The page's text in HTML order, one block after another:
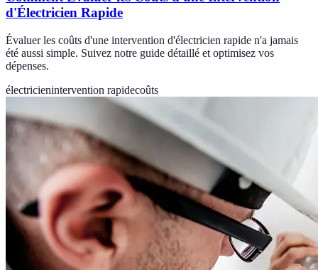
d'Électricien Rapide
Évaluer les coûts d'une intervention d'électricien rapide n'a jamais
été aussi simple. Suivez notre guide détaillé et optimisez vos
dépenses.
électricienintervention rapidecoûts